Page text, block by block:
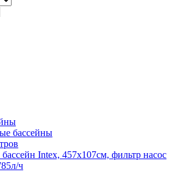
бассейны
Intex, 457х107см, фильтр насос
ч